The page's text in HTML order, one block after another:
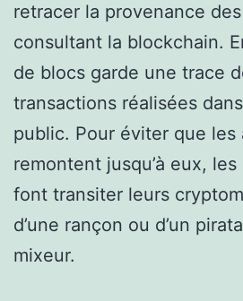
retracer la provenance
consultant la blockchain.
de blocs garde une trace
transactions réalisées
public. Pour éviter que les
remontent jusqu’à eux,
font transiter leurs
d’une rançon ou d’un
mixeur.